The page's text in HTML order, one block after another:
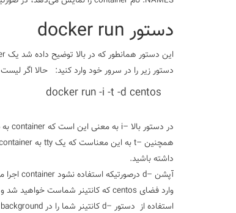
دستور docker run
این دستور همانطور که در بالا توضیح داده شد یک container را ایجاد و اجرا می‌کند.
دستور زیر را در سرور خود وارد کنید:
docker run -i -t -d centos
حالا اگر لیست container ها را با استفاده از دستور docker ps چک کنید یک container فعال مشاهده خواهید کرد.
در دستور بالا –i به معنی این است که container به صورت تعاملی ایجاد شود یعنی امکان ارتباط با آن را داشته باشید.
داشته باشید.
استفاده از دستور –d کانتینر شما را در background اجرا خواهد کرد و شما به داخل container نخواهید رفت.